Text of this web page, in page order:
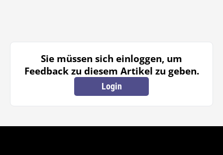
Sie müssen sich einloggen, um
Feedback zu diesem Artikel zu geben.
Login